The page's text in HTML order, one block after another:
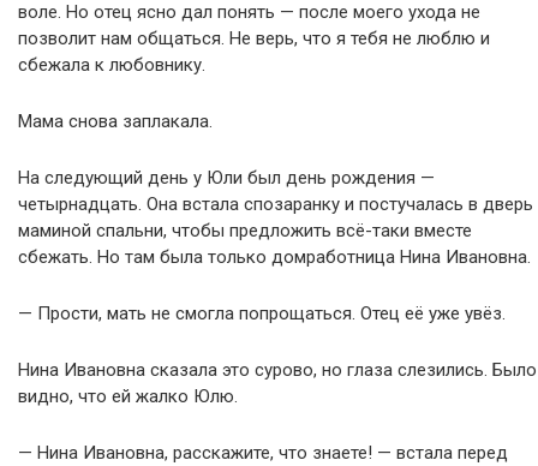
воле. Но отец ясно дал понять — после моего ухода не
позволит нам общаться. Не верь, что я тебя не люблю и
сбежала к любовнику.
Мама снова заплакала.
На следующий день у Юли был день рождения —
четырнадцать. Она встала спозаранку и постучалась в дверь
маминой спальни, чтобы предложить всё-таки вместе
сбежать. Но там была только домработница Нина Ивановна.
— Прости, мать не смогла попрощаться. Отец её уже увёз.
Нина Ивановна сказала это сурово, но глаза слезились. Было
видно, что ей жалко Юлю.
— Нина Ивановна, расскажите, что знаете! — встала перед